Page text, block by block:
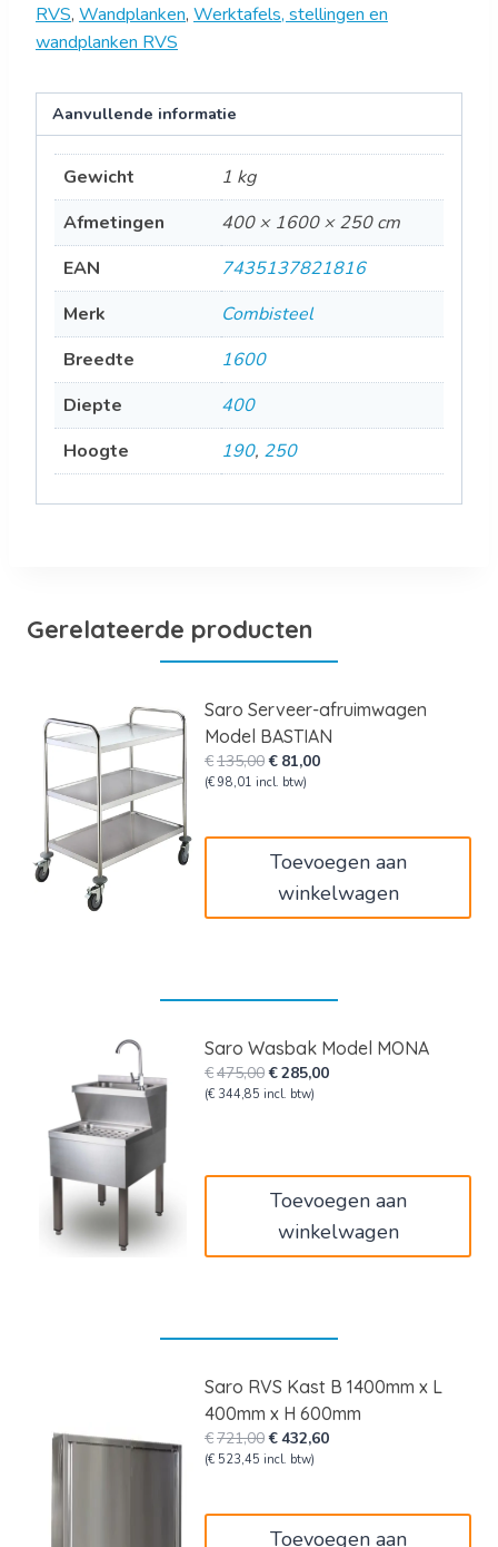
RVS, Wandplanken, Werktafels, stellingen en
wandplanken RVS
Aanvullende informatie
Gewicht
1 kg
Afmetingen
400 × 1600 × 250 cm
EAN
7435137821816
Merk
Combisteel
Breedte
1600
Diepte
400
Hoogte
190, 250
Gerelateerde producten
Saro Serveer-afruimwagen
Model BASTIAN
€135,00Oorspronkelijke
prijs
€ 81,00Huidige
(€ 98,01 incl. btw)
Toevoegen aan
winkelwagen
Saro Wasbak Model MONA
€475,00Oorspronkelijke
prijs
€285,00Huidige
(€ 344,85 incl. btw)
Toevoegen aan
winkelwagen
Saro RVS Kast B 1400mm x L
400mm x H 600mm
€721,00Oorspronkelijke
prijs
€432,60Huidige
(€ 523,45 incl. btw)
Toevoegen aan